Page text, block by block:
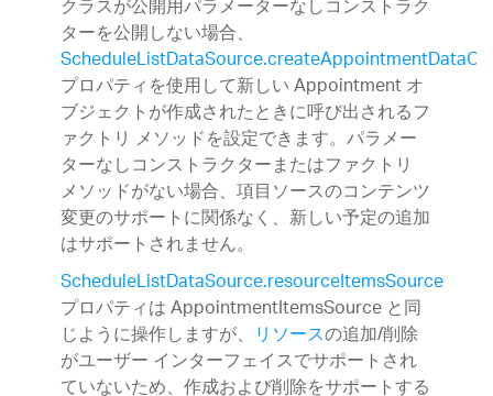
クラスが公開用パラメーターなしコンストラク
ターを公開しない場合、
プロパティを使用して新しい Appointment オ
ブジェクトが作成されたときに呼び出されるフ
ァクトリ メソッドを設定できます。パラメー
ターなしコンストラクターまたはファクトリ
メソッドがない場合、項目ソースのコンテンツ
変更のサポートに関係なく、新しい予定の追加
はサポートされません。
ScheduleListDataSource.resourceItemsSource
プロパティは AppointmentItemsSource と同
じように操作しますが、 リソースの追加/削除
がユーザー インターフェイスでサポートされ
ていないため、作成および削除をサポートする